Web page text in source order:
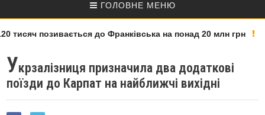
ГОЛОВНЕ МЕНЮ
позивається до Франківська на понад 20 млн грн
Укрзалізниця призначила два додаткові
поїзди до Карпат на найближчі вихідні